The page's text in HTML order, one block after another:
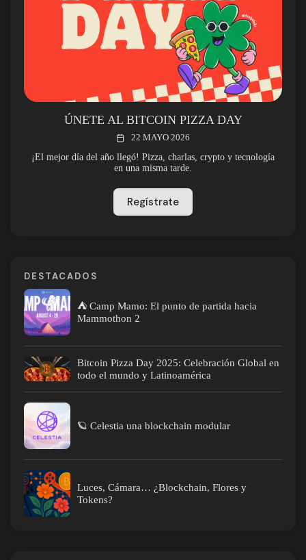
ÚNETE AL BITCOIN PIZZA DAY
22 MAYO 2026
¡El mejor día del año llegó! Pizza, charlas, crypto y tecnología
en una misma tarde.
Regístrate
DESTACADOS
⛺ Camp Mamo: El punto de partida hacia
Mammothon 2
Bitcoin Pizza Day 2025: Celebración Global en
todo el mundo y Latinoamérica
🪐 Celestia una blockchain modular
Luces, Cámara… ¿Blockchain, Flores y
Tokens?